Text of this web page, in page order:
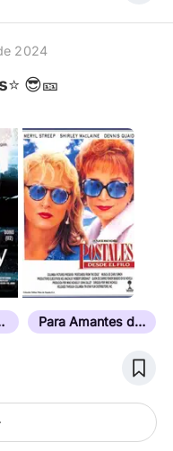
2024
😎🎫
Para Amantes de la Música